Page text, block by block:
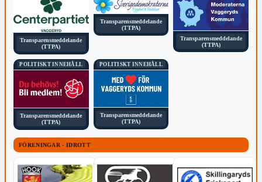
Transparensmeddelande
(TTPA)
Transparensmeddelande
(TTPA)
Transparensmeddelande
(TTPA)
POLITISKT INNEHÅLL
Transparensmeddelande
(TTPA)
POLITISKT INNEHÅLL
Transparensmeddelande
(TTPA)
FÖRENINGAR - IDROTT